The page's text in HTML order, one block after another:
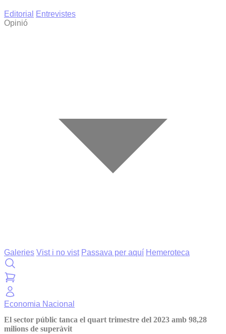
Editorial
Entrevistes
Opinió
Galeries Vist i no vist Passava per aquí Hemeroteca
Economia Nacional
El sector públic tanca el quart trimestre del 2023 amb 98,28
milions de superàvit